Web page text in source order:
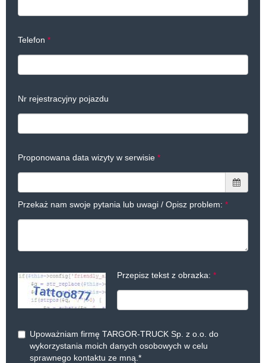
Telefon
Nr rejestracyjny pojazdu
Proponowana data wizyty w serwisie
Przekaż nam swoje pytania lub uwagi / Opisz problem:
Przepisz tekst z obrazka:
Upoważniam firmę TARGOR-TRUCK Sp. z o.o. do
wykorzystania moich danych osobowych w celu
sprawnego kontaktu ze mną. *